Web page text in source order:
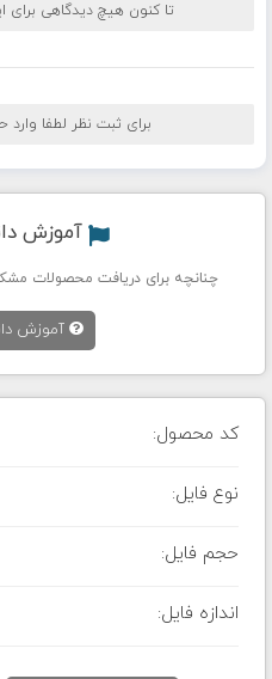
تا کنون هیچ دیدگاهی
برای ثبت نظر لطفا
آموزش
چنانچه برای دریافت محصولات
آموزش
کد محصول:
نوع فایل:
حجم فایل:
اندازه فایل: